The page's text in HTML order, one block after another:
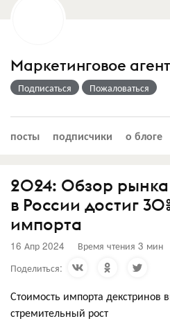
Маркетинговое
Подписаться Пожаловаться
посты подписчики о блоге
2024: Обзор рынка
в России достиг
импорта
16 Апр 2024 Время чтения 3 мин
Поделиться:
Стоимость импорта декстринов
стремительный рост